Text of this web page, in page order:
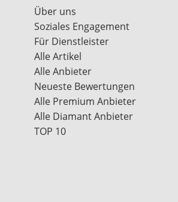
Über uns
Soziales Engagement
Für Dienstleister
Alle Artikel
Alle Anbieter
Neueste Bewertungen
Alle Premium Anbieter
Alle Diamant Anbieter
TOP 10